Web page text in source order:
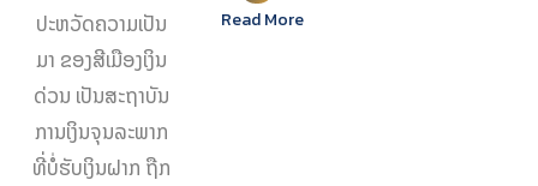
ປະຫວັດຄວາມເປັນ
ມາ ຂອງສີເມືອງເງິນ
ດ່ວນ ເປັນສະຖາບັນ
ການເງິນຈຸນລະພາກ
ທີ່ບໍ່ຮັບເງິນຝາກ ຖືກ
Read More